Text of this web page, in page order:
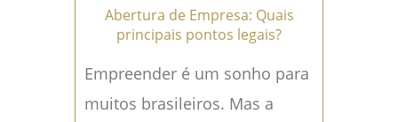
Abertura de Empresa: Quais
principais pontos legais?
Empreender é um sonho para
muitos brasileiros. Mas a